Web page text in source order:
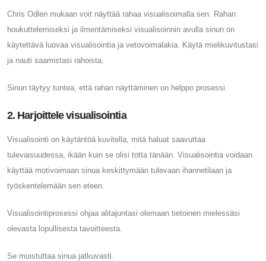
Chris Odlen mukaan voit näyttää rahaa visualisoimalla sen. Rahan
houkuttelemiseksi ja ilmentämiseksi visualisoinnin avulla sinun on
käytettävä luovaa visualisointia ja vetovoimalakia. Käytä mielikuvitustasi
ja nauti saamistasi rahoista.
Sinun täytyy tuntea, että rahan näyttäminen on helppo prosessi.
2. Harjoittele visualisointia
Visualisointi on käytäntöä kuvitella, mitä haluat saavuttaa
tulevaisuudessa, ikään kuin se olisi totta tänään. Visualisointia voidaan
käyttää motivoimaan sinua keskittymään tulevaan ihannetilaan ja
työskentelemään sen eteen.
Visualisointiprosessi ohjaa alitajuntasi olemaan tietoinen mielessäsi
olevasta lopullisesta tavoitteesta.
Se muistuttaa sinua jatkuvasti.